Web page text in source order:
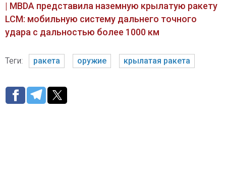
| MBDA представила наземную крылатую ракету
LCM: мобильную систему дальнего точного
удара с дальностью более 1000 км
Теги: ракета оружие крылатая ракета